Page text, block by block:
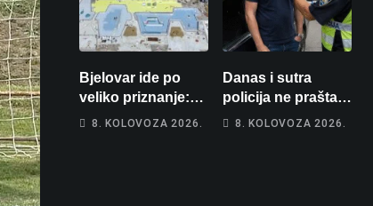
Bjelovar ide po
veliko priznanje:
Hrebak danas u
8. KOLOVOZA 2026.
Danas i sutra
policija ne prašta:
Na cestama su
8. KOLOVOZA 2026.